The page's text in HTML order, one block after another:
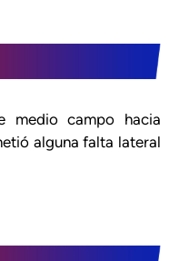
medio campo hacia
alguna falta lateral